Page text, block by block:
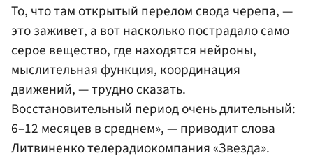
То, что там открытый перелом свода черепа, —
это заживет, а вот насколько пострадало само
серое вещество, где находятся нейроны,
мыслительная функция, координация
движений, — трудно сказать.
Восстановительный период очень длительный:
6–12 месяцев в среднем», — приводит слова
Литвиненко телерадиокомпания «Звезда».